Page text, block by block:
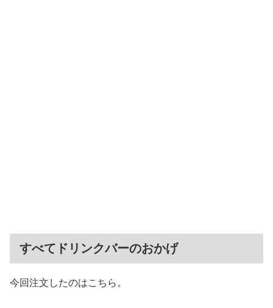
すべてドリンクバーのおかげ
今回注文したのはこちら。